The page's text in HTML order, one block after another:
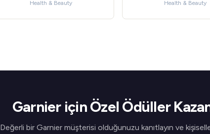
Health & Beauty Health & Beauty
Garnier için Özel Ödüller
Değerli bir Garnier müşterisi olduğunuzu kanıtlayın ve